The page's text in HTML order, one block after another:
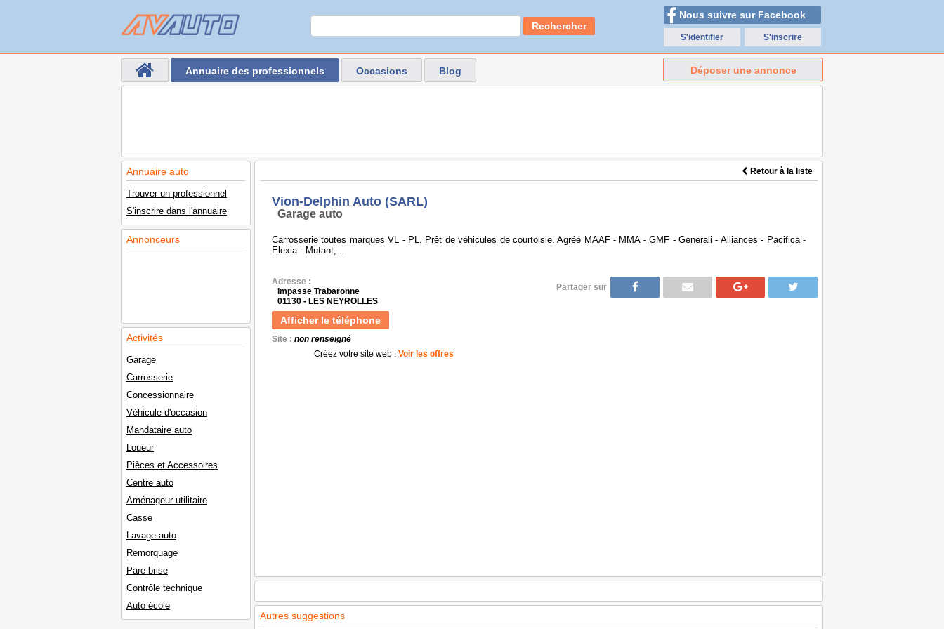
Rechercher
Nous suivre sur Facebook
S'identifier S'inscrire
Annuaire des professionnels Occasions Blog Déposer une annonce
Annuaire auto
Trouver un professionnel
S'inscrire dans l'annuaire
Annonceurs
Activités
Garage
Carrosserie
Concessionnaire
Véhicule d'occasion
Mandataire auto
Loueur
Pièces et Accessoires
Centre auto
Aménageur utilitaire
Casse
Lavage auto
Remorquage
Pare brise
Contrôle technique
Auto école
Retour à la liste
Vion-Delphin Auto (SARL)
Garage auto
Carrosserie toutes marques VL - PL. Prêt de véhicules de courtoisie. Agréé MAAF - MMA - GMF - Generali - Alliances - Pacifica -
Elexia - Mutant,...
Adresse :
impasse Trabaronne
01130 - LES NEYROLLES
Afficher le téléphone
Site : non renseigné
Créez votre site web : Voir les offres
Partager sur
Autres suggestions